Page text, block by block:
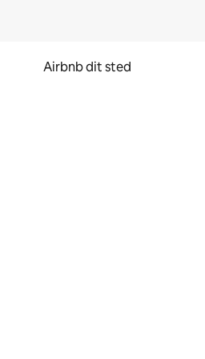
Airbnb dit sted